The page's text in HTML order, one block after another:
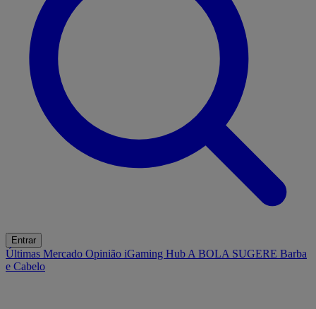
Entrar
Últimas Mercado Opinião iGaming Hub A BOLA SUGERE Barba
e Cabelo